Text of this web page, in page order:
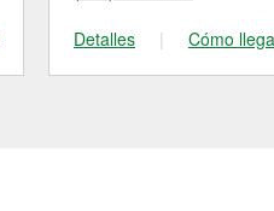
Detalles
| Cómo